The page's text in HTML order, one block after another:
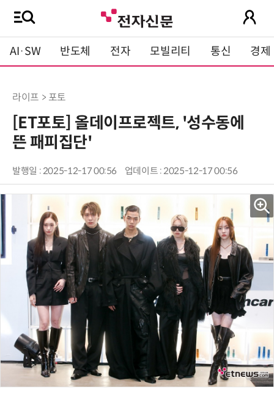
AI·SW 반도체 전자 모빌리티 통신 경제
라이프 > 포토
[ET포토] 올데이프로젝트, '성수동에
뜬 패피집단'
발행일 : 2025-12-17 00:56 업데이트 : 2025-12-17 00:56